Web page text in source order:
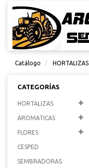
Catálogo HORTALIZAS
CATEGORÍAS
HORTALIZAS
AROMATICAS
FLORES
CESPED
SEMBRADORAS